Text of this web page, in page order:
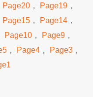
Page20 ， Page19 ，
Page15 ， Page14 ，
Page10 ， Page9 ，
， Page4 ， Page3 ，